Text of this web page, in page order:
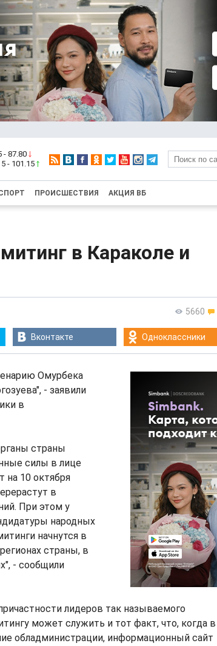
- 87.80
- 101.15
ПРОИСШЕСТВИЯ АКЦИЯ ВБ
в Караколе и
5660
Вконтакте Одноклассники
Омурбека
- заявили
в
страны
силы в лице
на 10 октября
в
При этом у
народных
начнутся в
страны, в
- сообщили
лидеров так называемого
может служить и тот факт, что, когда в
обладминистрации, информационный сайт